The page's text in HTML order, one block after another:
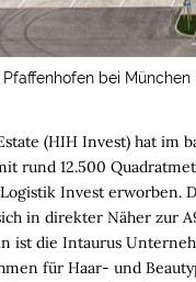
bei
(HIH Invest) hat im
rund 12.500
Invest erworben.
in direkter Näher zur
ist die Intaurus
für Haar- und